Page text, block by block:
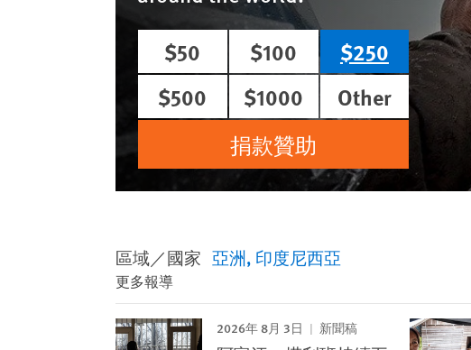
$50
$100
$250
$500
$1000
Other
捐款贊助
區域／國家 亞洲 印度尼西亞
更多報導
2026年 8月 3日 新聞稿